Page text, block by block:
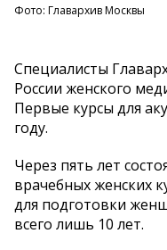
Фото: Главархив Москвы
Специалисты
России женского
Первые курсы для
году.
Через пять лет
врачебных женских
для подготовки
всего лишь 10 лет.